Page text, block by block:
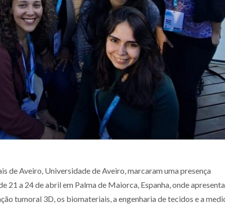
de Aveiro, Universidade de Aveiro, marcaram uma presença
21 a 24 de abril em Palma de Maiorca, Espanha, onde
tumoral 3D, os biomateriais, a engenharia de tecidos e a
Margarida Henriques
Pereira
Estudante de doutoramento
João Mano
Professor